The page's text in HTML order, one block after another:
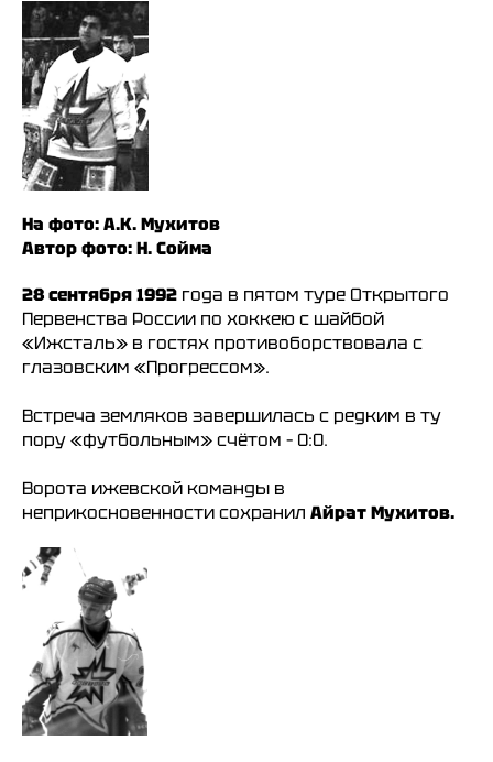
На фото: А.К. Мухитов
Автор фото: Н. Сойма
28 сентября 1992 года в пятом туре Открытого
Первенства России по хоккею с шайбой
«Ижсталь» в гостях противоборствовала с
глазовским «Прогрессом».
Встреча земляков завершилась с редким в ту
пору «футбольным» счётом – 0:0.
Ворота ижевской команды в
неприкосновенности сохранил Айрат Мухитов.